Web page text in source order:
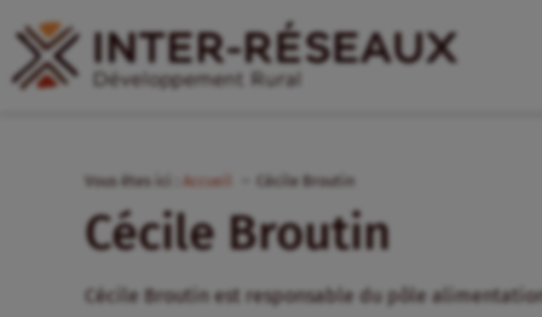
Vous êtes ici : Accueil Cécile Broutin
Cécile Broutin
Cécile Broutin est responsable du pôle